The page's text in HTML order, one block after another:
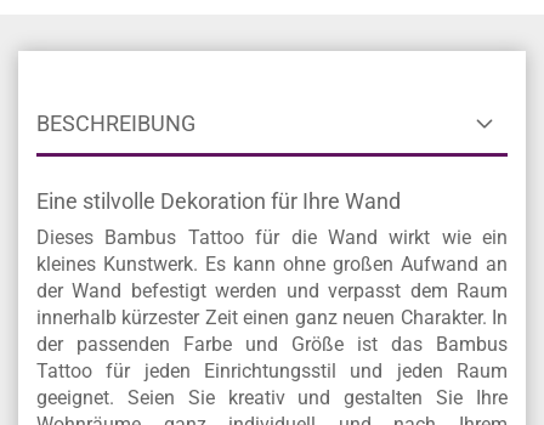
BESCHREIBUNG
Eine stilvolle Dekoration für Ihre Wand
Dieses Bambus Tattoo für die Wand wirkt wie ein
kleines Kunstwerk. Es kann ohne großen Aufwand an
der Wand befestigt werden und verpasst dem Raum
innerhalb kürzester Zeit einen ganz neuen Charakter. In
der passenden Farbe und Größe ist das Bambus
Tattoo für jeden Einrichtungsstil und jeden Raum
geeignet. Seien Sie kreativ und gestalten Sie Ihre